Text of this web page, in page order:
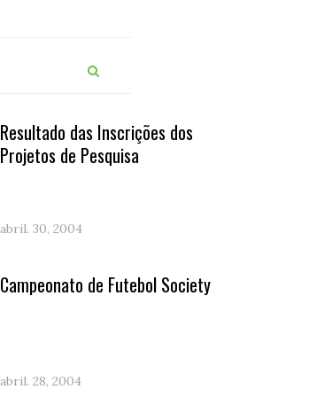
Resultado das Inscrições dos
Projetos de Pesquisa
abril. 30, 2004
Campeonato de Futebol Society
abril. 28, 2004